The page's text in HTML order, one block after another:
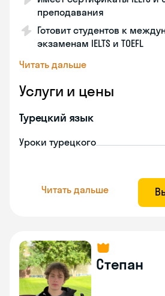
преподавания
Готовит студентов к
экзаменам IELTS и TOEFL
Читать дальше
Услуги и цены
Турецкий язык
Уроки турецкого
Читать дальше
Степан